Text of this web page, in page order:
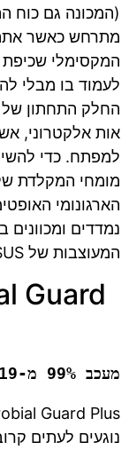
(המכונה גם כוח
מתרחש כאשר
המקסימלי
לעמוד בו מבלי
החלק התחתון של
אות אלקטרוני,
למפתח. כדי
נמדדים ומכוונים
המעוצבות של ASUS מתחת למקשים.
Guard
מעכב 99% מ-COVID-19, וירוס שפעת וחיידקים*
נוגעים לעתים